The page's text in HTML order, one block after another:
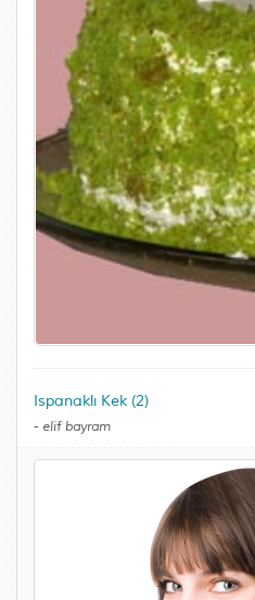
Ispanaklı Kek (2)
- elif bayram